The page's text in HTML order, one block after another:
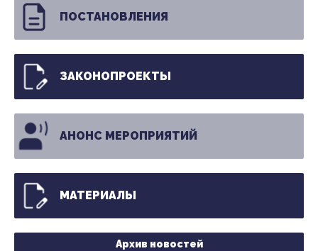
ПОСТАНОВЛЕНИЯ
ЗАКОНОПРОЕКТЫ
АНОНС МЕРОПРИЯТИЙ
МАТЕРИАЛЫ
Архив новостей